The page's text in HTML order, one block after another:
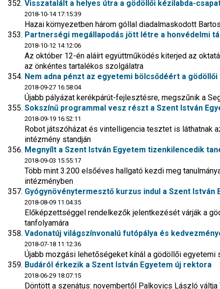
Visszatalált a helyes útra a gödöllői kézilabda-
2018-10-14 17:15:39
Hazai környezetben három góllal diadalmaskodott
Partnerségi megállapodás jött létre a honvédelmi
2018-10-12 14:12:06
Az október 12-én aláírt együttműködés kiterjed az
az önkéntes tartalékos szolgálatra
Nem adna pénzt az egyetemi bölcsődéért a
2018-09-27 16:58:04
Újabb pályázat kerékpárút-fejlesztésre, megszűnik a
Sokszínű programmal vesz részt a Szent István
2018-09-19 16:52:11
Robot játszóházat és vintelligencia tesztet is láthatnak
intézmény standján
Megnyílt a Szent István Egyetem tizenkilencedik
2018-09-03 15:55:17
Több mint 3.200 elsőéves hallgató kezdi meg
intézményben
Gyógynövénytermesztő kurzus indul a Szent István
2018-08-09 11:04:35
Előképzettséggel rendelkezők jelentkezését várják a
tanfolyamára
Vadonatúj világszínvonalú futópálya és
2018-07-18 11:12:36
Újabb mozgási lehetőségeket kínál a gödöllői
Budáról érkezik a Szent István Egyetem új rektora
2018-06-29 18:07:15
Döntött a szenátus: novembertől Palkovics László